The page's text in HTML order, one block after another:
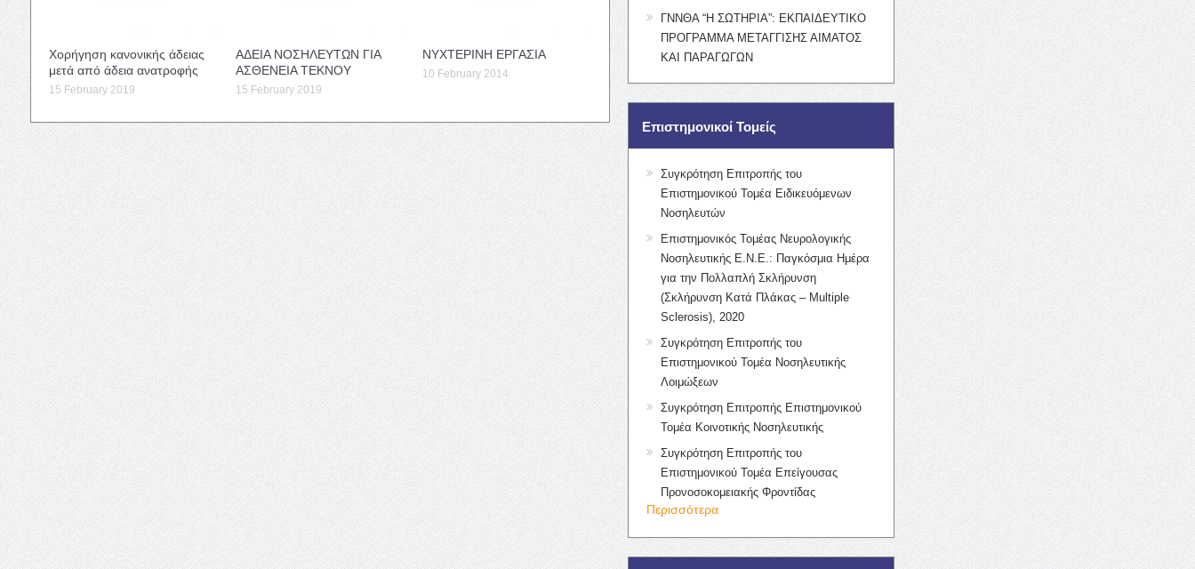
Χορήγηση κανονικής άδειας
μετά από άδεια ανατροφής
15 February 2019
ΑΔΕΙΑ ΝΟΣΗΛΕΥΤΩΝ ΓΙΑ
ΑΣΘΕΝΕΙΑ ΤΕΚΝΟΥ
15 February 2019
ΝΥΧΤΕΡΙΝΗ ΕΡΓΑΣΙΑ
10 February 2014
ΓΝΝΘΑ “Η ΣΩΤΗΡΙΑ”: ΕΚΠΑΙΔΕΥΤΙΚΟ
ΠΡΟΓΡΑΜΜΑ ΜΕΤΑΓΓΙΣΗΣ ΑΙΜΑΤΟΣ
ΚΑΙ ΠΑΡΑΓΩΓΩΝ
Επιστημονικοί Τομείς
Συγκρότηση Επιτροπής του
Επιστημονικού Τομέα Ειδικευόμενων
Νοσηλευτών
Επιστημονικός Τομέας Νευρολογικής
Νοσηλευτικής Ε.Ν.Ε.: Παγκόσμια Ημέρα
για την Πολλαπλή Σκλήρυνση
(Σκλήρυνση Κατά Πλάκας – Multiple
Sclerosis), 2020
Συγκρότηση Επιτροπής του
Επιστημονικού Τομέα Νοσηλευτικής
Λοιμώξεων
Συγκρότηση Επιτροπής Επιστημονικού
Τομέα Κοινοτικής Νοσηλευτικής
Συγκρότηση Επιτροπής του
Επιστημονικού Τομέα Επείγουσας
Προνοσοκομειακής Φροντίδας
Περισσότερα